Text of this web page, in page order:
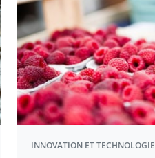
INNOVATION ET TECHNOLOGIE